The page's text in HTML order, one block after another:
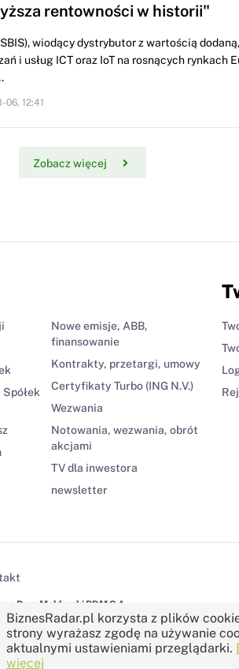
rentowności w historii"
wiodący dystrybutor z wartością
i usług ICT oraz IoT na rosnących rynkach
06, 12:41
Zobacz więcej
Nowe emisje, ABB,
finansowanie
Kontrakty, przetargi, umowy
Certyfikaty Turbo (ING N.V.)
Wezwania
Notowania, wezwania, obrót
akcjami
TV dla inwestora
newsletter
Dom Maklerski BDM S.A.
BiznesRadar.pl korzysta z plików
strony wyrażasz zgodę na używanie
aktualnymi ustawieniami przeglądarki.
więcej